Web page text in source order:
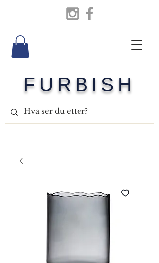
FURBISH